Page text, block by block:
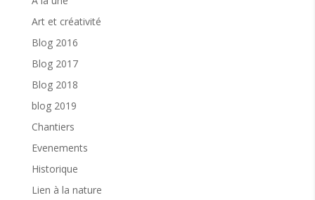
Art et créativité
Blog 2016
Blog 2017
Blog 2018
blog 2019
Chantiers
Evenements
Historique
Lien à la nature